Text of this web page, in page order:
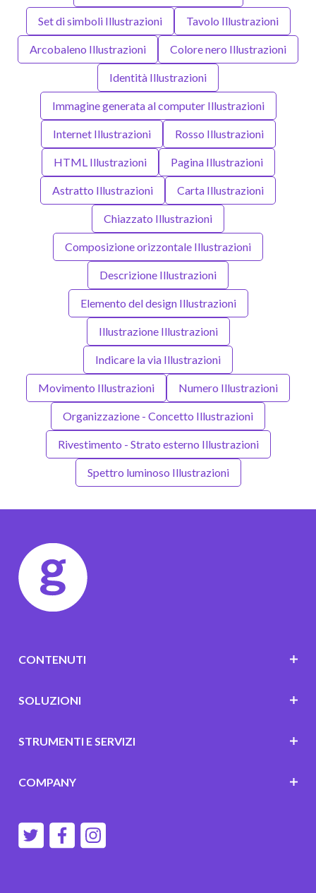
Set di simboli Illustrazioni Tavolo Illustrazioni
Arcobaleno Illustrazioni Colore nero Illustrazioni
Identità Illustrazioni
Immagine generata al computer Illustrazioni
Internet Illustrazioni Rosso Illustrazioni
HTML Illustrazioni Pagina Illustrazioni
Astratto Illustrazioni Carta Illustrazioni
Chiazzato Illustrazioni
Composizione orizzontale Illustrazioni
Descrizione Illustrazioni
Elemento del design Illustrazioni
Illustrazione Illustrazioni
Indicare la via Illustrazioni
Movimento Illustrazioni Numero Illustrazioni
Organizzazione - Concetto Illustrazioni
Rivestimento - Strato esterno Illustrazioni
Spettro luminoso Illustrazioni
CONTENUTI
SOLUZIONI
STRUMENTI E SERVIZI
COMPANY